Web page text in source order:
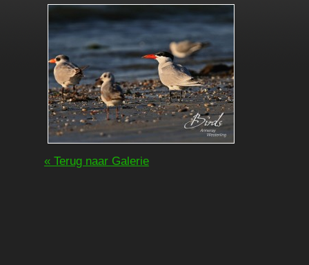
« Terug naar Galerie